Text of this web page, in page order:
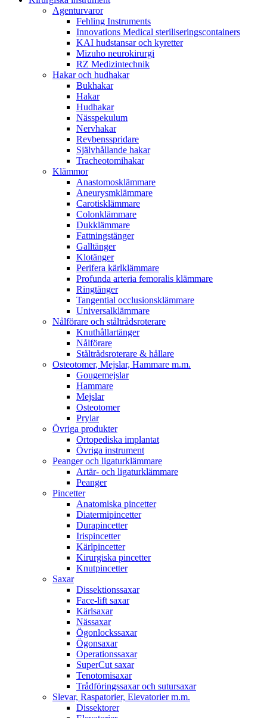
Agenturvaror
Fehling Instruments
Innovations Medical steriliseringscontainers
KAI hudstansar och kyretter
Mizuho neurokirurgi
RZ Medizintechnik
Hakar och hudhakar
Bukhakar
Hakar
Hudhakar
Nässpekulum
Nervhakar
Revbensspridare
Självhållande hakar
Tracheotomihakar
Klämmor
Anastomosklämmare
Aneurysmklämmare
Carotisklämmare
Colonklämmare
Dukklämmare
Fattningstänger
Galltänger
Klotänger
Perifera kärlklämmare
Profunda arteria femoralis klämmare
Ringtänger
Tangential occlusionsklämmare
Universalklämmare
Nålförare och ståltrådsroterare
Knuthållartänger
Nålförare
Ståltrådsroterare & hållare
Osteotomer, Mejslar, Hammare m.m.
Gougemejslar
Hammare
Mejslar
Osteotomer
Prylar
Övriga produkter
Ortopediska implantat
Övriga instrument
Peanger och ligaturklämmare
Artär- och ligaturklämmare
Peanger
Pincetter
Anatomiska pincetter
Diatermipincetter
Durapincetter
Irispincetter
Kärlpincetter
Kirurgiska pincetter
Knutpincetter
Saxar
Dissektionssaxar
Face-lift saxar
Kärlsaxar
Nässaxar
Ögonlockssaxar
Ögonsaxar
Operationssaxar
SuperCut saxar
Tenotomisaxar
Trådföringssaxar och sutursaxar
Slevar, Raspatorier, Elevatorier m.m.
Dissektorer